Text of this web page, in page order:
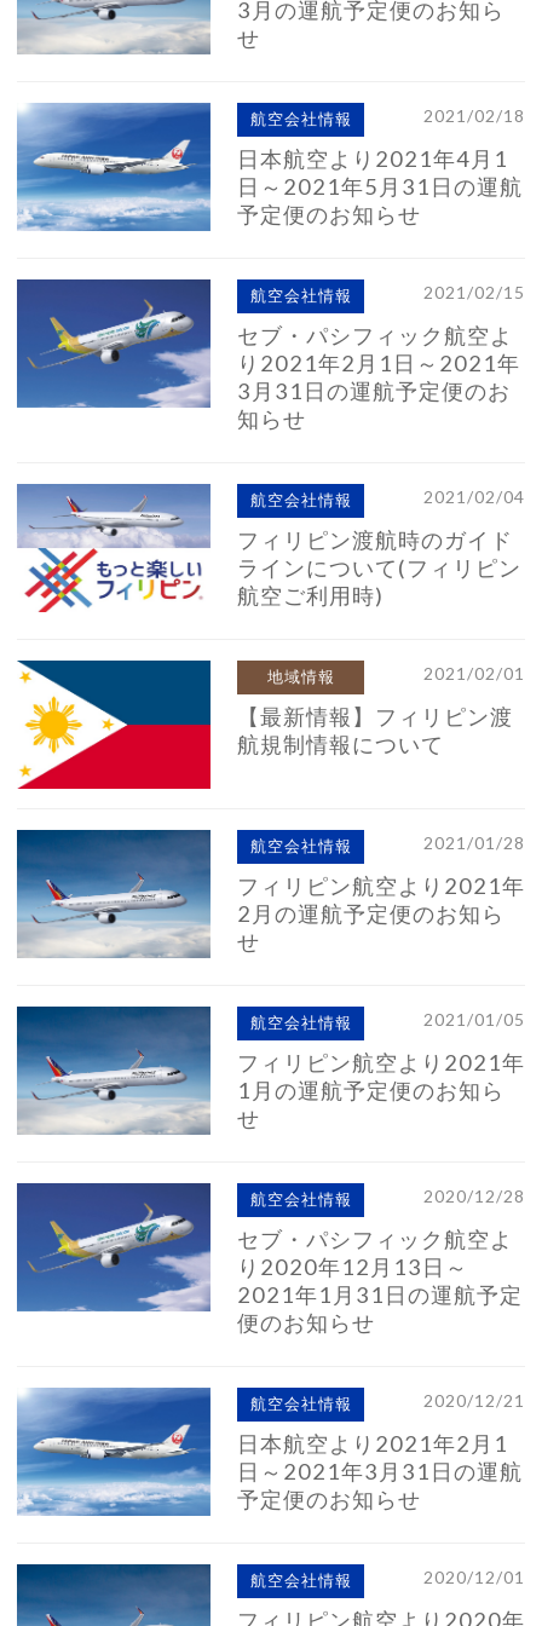
3月の運航予定便のお知ら
せ
航空会社情報 2021/02/18
日本航空より2021年4月1
日～2021年5月31日の運航
予定便のお知らせ
航空会社情報 2021/02/15
セブ・パシフィック航空よ
り2021年2月1日～2021年
3月31日の運航予定便のお
知らせ
航空会社情報 2021/02/04
フィリピン渡航時のガイド
ラインについて(フィリピン
航空ご利用時)
地域情報 2021/02/01
【最新情報】フィリピン渡
航規制情報について
航空会社情報 2021/01/28
フィリピン航空より2021年
2月の運航予定便のお知ら
せ
航空会社情報 2021/01/05
フィリピン航空より2021年
1月の運航予定便のお知ら
せ
航空会社情報 2020/12/28
セブ・パシフィック航空よ
り2020年12月13日～
2021年1月31日の運航予定
便のお知らせ
航空会社情報 2020/12/21
日本航空より2021年2月1
日～2021年3月31日の運航
予定便のお知らせ
航空会社情報 2020/12/01
フィリピン航空より2020年